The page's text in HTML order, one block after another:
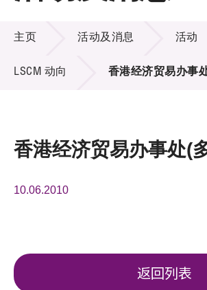
关于LSCM
技术商品化
项目及资助计划
活动及消息
活动及消息
主页 活动及消息 活动
LSCM 动向 香港经济贸易办事
香港经济贸易办事处(
10.06.2010
返回列表